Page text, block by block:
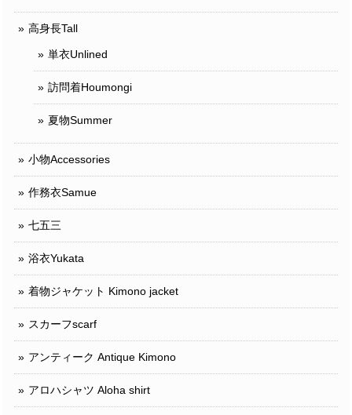
高身長Tall
単衣Unlined
訪問着Houmongi
夏物Summer
小物Accessories
作務衣Samue
七五三
浴衣Yukata
着物ジャケット Kimono jacket
スカーフscarf
アンティーク Antique Kimono
アロハシャツ Aloha shirt